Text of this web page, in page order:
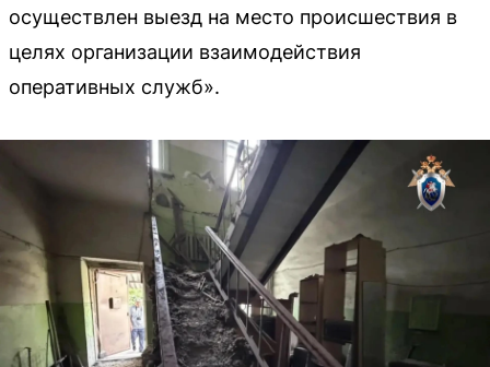
осуществлен выезд на место происшествия в
целях организации взаимодействия
оперативных служб».